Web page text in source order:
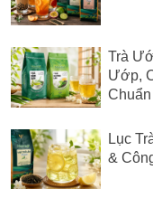
8. Kết quả kiểm
Trà
Ướp,
Chuẩn
Lục
&